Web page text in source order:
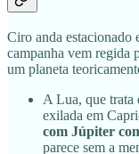
Ciro anda estacionado
campanha vem regida
um planeta
A Lua, que trata
exilada em
com Júpiter
parece sem a